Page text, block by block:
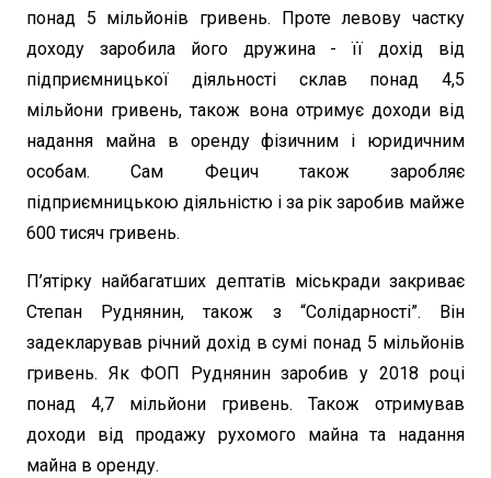
понад 5 мільйонів гривень. Проте левову частку
доходу заробила його дружина - її дохід від
підприємницької діяльності склав понад 4,5
мільйони гривень, також вона отримує доходи від
надання майна в оренду фізичним і юридичним
особам. Сам Фецич також заробляє
підприємницькою діяльністю і за рік заробив майже
600 тисяч гривень.
П’ятірку найбагатших дептатів міськради закриває
Степан Руднянин, також з “Солідарності”. Він
задекларував річний дохід в сумі понад 5 мільйонів
гривень. Як ФОП Руднянин заробив у 2018 році
понад 4,7 мільйони гривень. Також отримував
доходи від продажу рухомого майна та надання
майна в оренду.